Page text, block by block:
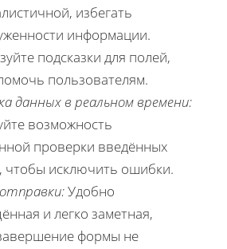
избегать
информации.
подсказки для полей,
пользователям.
данных в реальном времени:
возможность
проверки введённых
чтобы исключить ошибки.
Удобно
и легко заметная,
формы не